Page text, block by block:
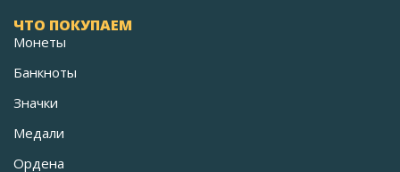
ЧТО ПОКУПАЕМ
Монеты
Банкноты
Значки
Медали
Ордена